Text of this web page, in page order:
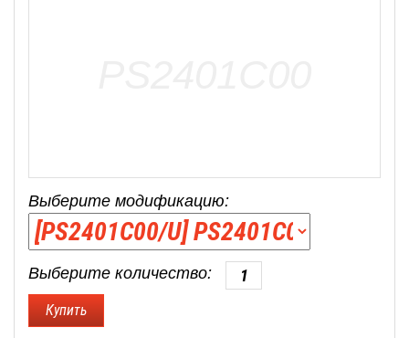
Выберите модификацию:
Выберите количество: